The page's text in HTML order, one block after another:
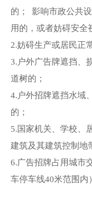
的； 影响市政公共
用的，或者妨碍安全
2.妨碍生产或居民
3.户外广告牌遮挡、
道树的；
4.户外招牌遮挡水域
的；
5.国家机关、学校、
建筑及其建筑控
6.广告招牌占用城市
车停车线40米范围内